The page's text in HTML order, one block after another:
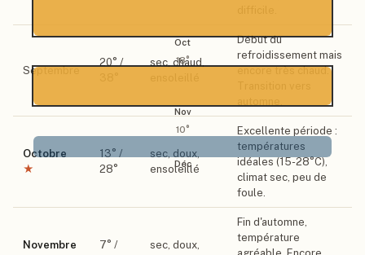
Oct
18°
Nov
10°
Déc
Septembre
20° /
sec, chaud,
Début du
refroidissement mais
encore très chaud.
Octobre
★
13° /
28°
sec, doux,
ensoleillé
Excellente période :
températures
idéales (15-28°C),
climat sec, peu de
foule.
Novembre
7° /
sec, doux,
Fin d'automne,
température